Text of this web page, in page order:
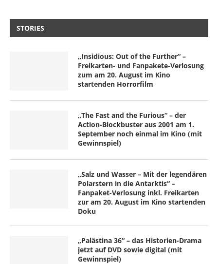
STORIES
„Insidious: Out of the Further“ –
Freikarten- und Fanpakete-Verlosung
zum am 20. August im Kino
startenden Horrorfilm
„The Fast and the Furious“ – der
Action-Blockbuster aus 2001 am 1.
September noch einmal im Kino (mit
Gewinnspiel)
„Salz und Wasser – Mit der legendären
Polarstern in die Antarktis“ –
Fanpaket-Verlosung inkl. Freikarten
zur am 20. August im Kino startenden
Doku
„Palästina 36“ – das Historien-Drama
jetzt auf DVD sowie digital (mit
Gewinnspiel)